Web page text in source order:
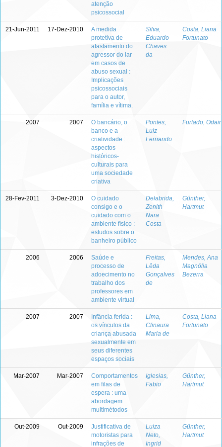
atenção
psicossocial
21-Jun-2011 17-Dez-2010
A medida
protetiva de
afastamento do
agressor do lar
em casos de
abuso sexual :
Implicações
psicossociais
para o autor,
família e vítima.
Silva,
Eduardo
Chaves
da
Costa, Liana
Fortunato
2007 2007
O bancário, o
banco e a
criatividade :
aspectos
históricos-
culturais para
uma sociedade
criativa
Pontes,
Luiz
Fernando
Furtado, Odair
28-Fev-2011 3-Dez-2010
O cuidado
consigo e o
cuidado com o
ambiente físico :
estudos sobre o
banheiro público
Delabrida,
Zenith
Nara
Costa
Günther,
Hartmut
2006 2006
Saúde e
processo de
adoecimento no
trabalho dos
professores em
ambiente virtual
Freitas,
Lêda
Gonçalves
de
Mendes, Ana
Magnólia
Bezerra
2007 2007
Infância ferida :
os vínculos da
criança abusada
sexualmente em
seus diferentes
espaços sociais
Lima,
Clinaura
Maria de
Costa, Liana
Fortunato
Mar-2007 Mar-2007
Comportamentos
em filas de
espera : uma
abordagem
multimétodos
Iglesias,
Fabio
Günther,
Hartmut
Out-2009 Out-2009
Justificativa de
motoristas para
infrações de
Luiza
Neto,
Ingrid
Günther,
Hartmut